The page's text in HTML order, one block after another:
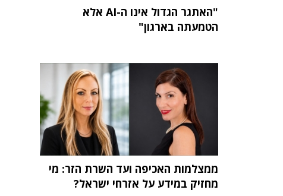
"האתגר הגדול אינו ה-AI אלא
הטמעתה בארגון"
ממצלמות האכיפה ועד השרת הזר: מי
מחזיק במידע על אזרחי ישראל?